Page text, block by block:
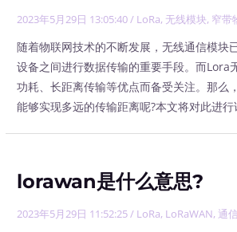
2023年5月29日 13:05:40/ LoRa, 无线模块, 窄带
随着物联网技术的不断发展，无线通信模块
设备之间进行数据传输的重要手段。而Lora
功耗、长距离传输等优点而备受关注。那么
能够实现多远的传输距离呢?本文将对此进行
lorawan是什么意思?
2023年5月29日 11:52:25/ LoRa, LoRaWAN, 通